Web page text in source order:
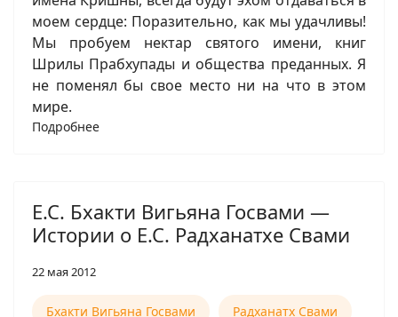
моем сердце: Поразительно, как мы удачливы!
Мы пробуем нектар святого имени, книг
Шрилы Прабхупады и общества преданных. Я
не поменял бы свое место ни на что в этом
мире.
Подробнее
Е.С. Бхакти Вигьяна Госвами —
Истории о Е.С. Радханатхе Свами
22 мая 2012
Бхакти Вигьяна Госвами Радханатх Свами